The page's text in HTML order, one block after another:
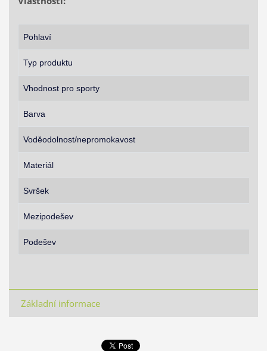
Pohlaví
Typ produktu
Vhodnost pro sporty
Barva
Voděodolnost/nepromokavost
Materiál
Svršek
Mezipodešev
Podešev
Základní informace